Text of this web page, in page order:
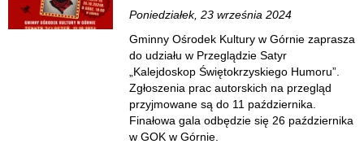
Poniedziałek, 23 września 2024
Gminny Ośrodek Kultury w Górnie zaprasza
do udziału w Przeglądzie Satyr
„Kalejdoskop Świętokrzyskiego Humoru”.
Zgłoszenia prac autorskich na przegląd
przyjmowane są do 11 października.
Finałowa gala odbędzie się 26 października
w GOK w Górnie.